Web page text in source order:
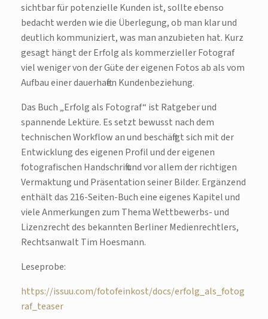
sichtbar für potenzielle Kunden ist, sollte ebenso
bedacht werden wie die Überlegung, ob man klar und
deutlich kommuniziert, was man anzubieten hat. Kurz
gesagt hängt der Erfolg als kommerzieller Fotograf
viel weniger von der Güte der eigenen Fotos ab als vom
Aufbau einer dauerhaften Kundenbeziehung.
Das Buch „Erfolg als Fotograf“ ist Ratgeber und
spannende Lektüre. Es setzt bewusst nach dem
technischen Workflow an und beschäftigt sich mit der
Entwicklung des eigenen Profil und der eigenen
fotografischen Handschrift und vor allem der richtigen
Vermaktung und Präsentation seiner Bilder. Ergänzend
enthält das 216-Seiten-Buch eine eigenes Kapitel und
viele Anmerkungen zum Thema Wettbewerbs- und
Lizenzrecht des bekannten Berliner Medienrechtlers,
Rechtsanwalt Tim Hoesmann.
Leseprobe:
https://issuu.com/fotofeinkost/docs/erfolg_als_fotog
raf_teaser